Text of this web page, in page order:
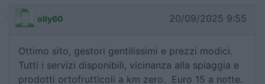
olly60 20/09/2025 9:55
Ottimo sito, gestori gentilissimi e prezzi modici.
Tutti i servizi disponibili, vicinanza alla spiaggia e
prodotti ortofrutticoli a km zero. Euro 15 a notte.